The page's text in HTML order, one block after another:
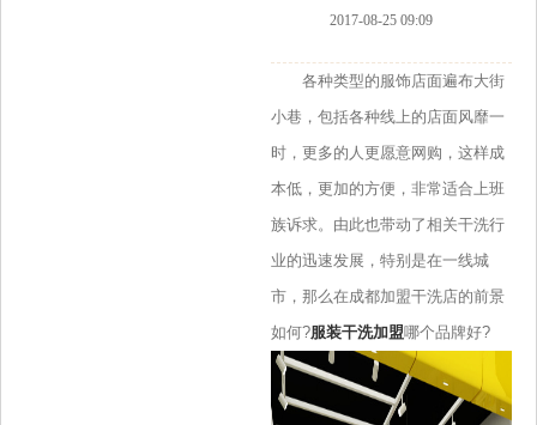
2017-08-25 09:09
各种类型的服饰店面遍布大街
小巷，包括各种线上的店面风靡一
时，更多的人更愿意网购，这样成
本低，更加的方便，非常适合上班
族诉求。由此也带动了相关干洗行
业的迅速发展，特别是在一线城
市，那么在成都加盟干洗店的前景
如何?服装干洗加盟哪个品牌好?